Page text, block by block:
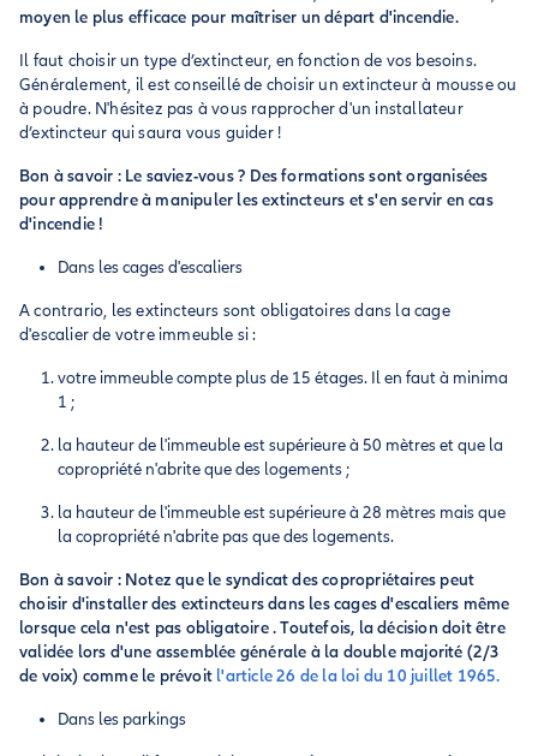
moyen le plus efficace pour maîtriser un départ d'incendie.
Il faut choisir un type d’extincteur, en fonction de vos besoins.
Généralement, il est conseillé de choisir un extincteur à mousse ou
à poudre. N'hésitez pas à vous rapprocher d'un installateur
d’extincteur qui saura vous guider !
Bon à savoir : Le saviez-vous ? Des formations sont organisées
pour apprendre à manipuler les extincteurs et s'en servir en cas
d'incendie !
Dans les cages d'escaliers
A contrario, les extincteurs sont obligatoires dans la cage
d'escalier de votre immeuble si :
votre immeuble compte plus de 15 étages. Il en faut à minima
1 ;
la hauteur de l'immeuble est supérieure à 50 mètres et que la
copropriété n'abrite que des logements ;
la hauteur de l'immeuble est supérieure à 28 mètres mais que
la copropriété n'abrite pas que des logements.
Bon à savoir : Notez que le syndicat des copropriétaires peut
choisir d'installer des extincteurs dans les cages d'escaliers même
lorsque cela n'est pas obligatoire . Toutefois, la décision doit être
validée lors d'une assemblée générale à la double majorité (2/3
de voix) comme le prévoit l'article 26 de la loi du 10 juillet 1965.
Dans les parkings